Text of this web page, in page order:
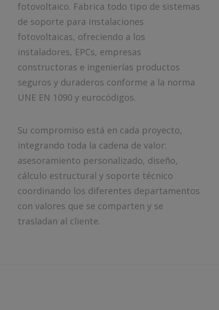
fotovoltaico. Fabrica todo tipo de sistemas
de soporte para instalaciones
fotovoltaicas, ofreciendo a los
instaladores, EPCs, empresas
constructoras e ingenierías productos
seguros y duraderos conforme a la norma
UNE EN 1090 y eurocódigos.
Su compromiso está en cada proyecto,
integrando toda la cadena de valor:
asesoramiento personalizado, diseño,
cálculo estructural y soporte técnico
coordinando los diferentes departamentos
con valores que se comparten y se
trasladan al cliente.